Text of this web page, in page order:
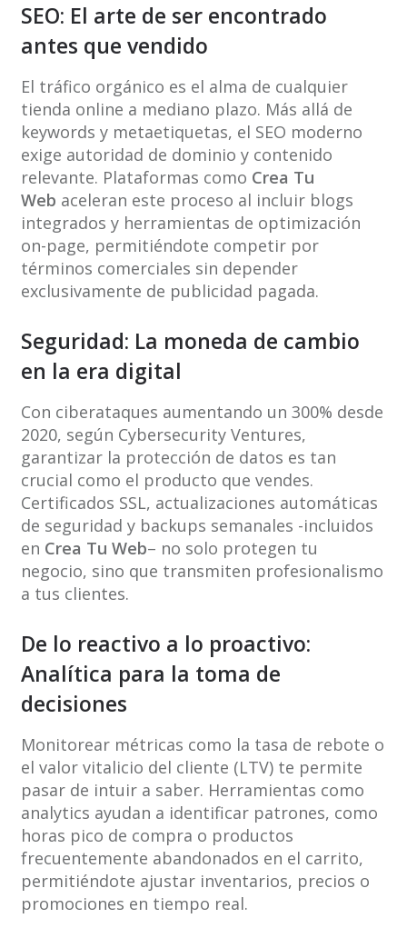
SEO: El arte de ser encontrado
antes que vendido
El tráfico orgánico es el alma de cualquier
tienda online a mediano plazo. Más allá de
keywords y metaetiquetas, el SEO moderno
exige autoridad de dominio y contenido
relevante. Plataformas como Crea Tu
Web aceleran este proceso al incluir blogs
integrados y herramientas de optimización
on-page, permitiéndote competir por
términos comerciales sin depender
exclusivamente de publicidad pagada.
Seguridad: La moneda de cambio
en la era digital
Con ciberataques aumentando un 300% desde
2020, según Cybersecurity Ventures,
garantizar la protección de datos es tan
crucial como el producto que vendes.
Certificados SSL, actualizaciones automáticas
de seguridad y backups semanales -incluidos
en Crea Tu Web– no solo protegen tu
negocio, sino que transmiten profesionalismo
a tus clientes.
De lo reactivo a lo proactivo:
Analítica para la toma de
decisiones
Monitorear métricas como la tasa de rebote o
el valor vitalicio del cliente (LTV) te permite
pasar de intuir a saber. Herramientas como
analytics ayudan a identificar patrones, como
horas pico de compra o productos
frecuentemente abandonados en el carrito,
permitiéndote ajustar inventarios, precios o
promociones en tiempo real.